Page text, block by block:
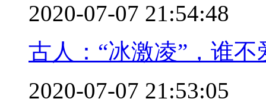
2020-07-07 21:54:48
古人：“冰激凌”，谁不
2020-07-07 21:53:05